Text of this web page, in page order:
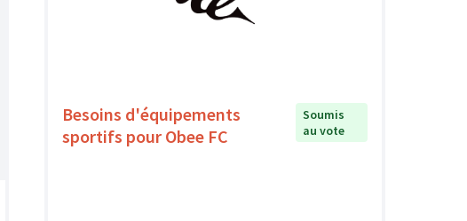
Besoins d'équipements
sportifs pour Obee FC
Soumis
au vote